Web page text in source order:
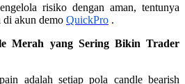
risiko dengan aman, tentunya
di akun demo QuickPro .
Merah yang Sering Bikin Trader
adalah setiap pola candle bearish